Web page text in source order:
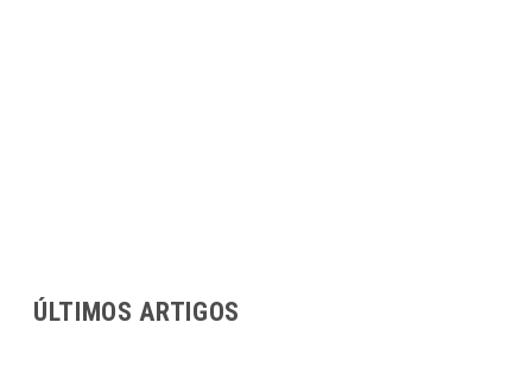
ÚLTIMOS ARTIGOS